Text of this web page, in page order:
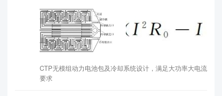
CTP无模组动力电池包及冷却系统设计，满足大功率大电流
要求